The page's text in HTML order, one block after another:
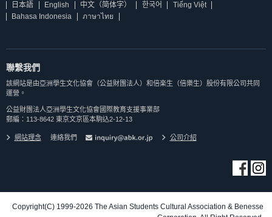
日本語 English 中文（简体字） 한국어
Tiếng Việt
Bahasa Indonesia
ภาษาไทย
聯繫我們
該網站是由亞洲學生文化協會（公益財團法人）和倍楽生（倍樂生）股份有限公司共同
運營。
公益財團法人亞洲學生文化協會國際教育支援事業部
郵編：113-8642 東京文京區本駒込2-12-13
網站理念 連絡我們 公司介紹
Copyright(C) 1999-2026 The Asian Students Cultural Association & Benesse